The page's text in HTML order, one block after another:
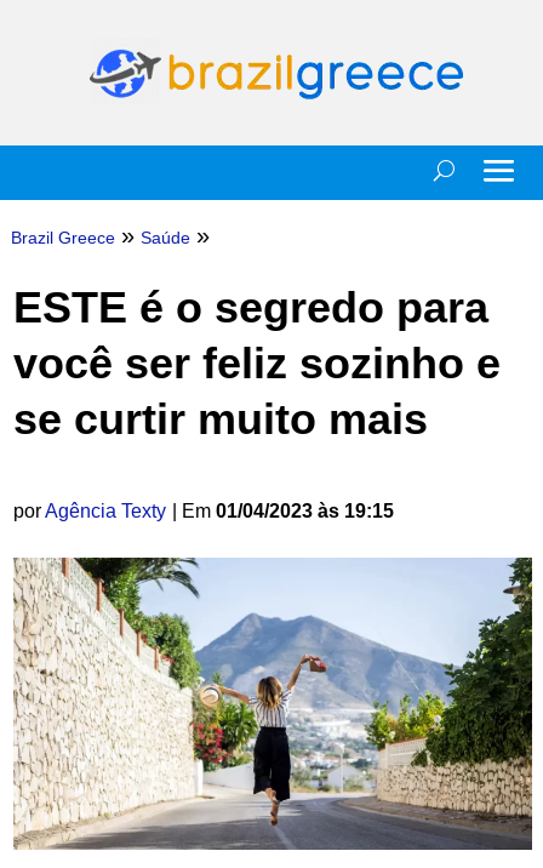
Brazil Greece » Saúde »
ESTE é o segredo para
você ser feliz sozinho e
se curtir muito mais
porAgência Texty | Em 01/04/2023 às 19:15